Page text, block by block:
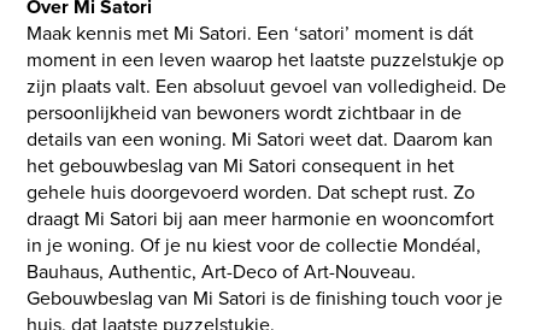
Over Mi Satori
Maak kennis met Mi Satori. Een ‘satori’ moment is dát
moment in een leven waarop het laatste puzzelstukje op
zijn plaats valt. Een absoluut gevoel van volledigheid. De
persoonlijkheid van bewoners wordt zichtbaar in de
details van een woning. Mi Satori weet dat. Daarom kan
het gebouwbeslag van Mi Satori consequent in het
gehele huis doorgevoerd worden. Dat schept rust. Zo
draagt Mi Satori bij aan meer harmonie en wooncomfort
in je woning. Of je nu kiest voor de collectie Mondéal,
Bauhaus, Authentic, Art-Deco of Art-Nouveau.
Gebouwbeslag van Mi Satori is de finishing touch voor je